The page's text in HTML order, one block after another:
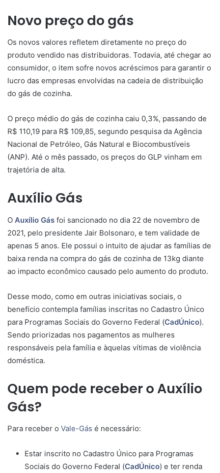
Novo preço do gás
Os novos valores refletem diretamente no preço do
produto vendido nas distribuidoras. Todavia, até chegar ao
consumidor, o item sofre novos acréscimos para garantir o
lucro das empresas envolvidas na cadeia de distribuição
do gás de cozinha.
O preço médio do gás de cozinha caiu 0,3%, passando de
R$ 110,19 para R$ 109,85, segundo pesquisa da Agência
Nacional de Petróleo, Gás Natural e Biocombustíveis
(ANP). Até o mês passado, os preços do GLP vinham em
trajetória de alta.
Auxílio Gás
O Auxílio Gás foi sancionado no dia 22 de novembro de
2021, pelo presidente Jair Bolsonaro, e tem validade de
apenas 5 anos. Ele possui o intuito de ajudar as famílias de
baixa renda na compra do gás de cozinha de 13kg diante
ao impacto econômico causado pelo aumento do produto.
Desse modo, como em outras iniciativas sociais, o
benefício contempla famílias inscritas no Cadastro Único
para Programas Sociais do Governo Federal (CadÚnico).
Sendo priorizadas nos pagamentos as mulheres
responsáveis pela família e àquelas vítimas de violência
doméstica.
Quem pode receber o Auxílio
Gás?
Para receber o Vale-Gás é necessário:
Estar inscrito no Cadastro Único para Programas
Sociais do Governo Federal (CadÚnico) e ter renda